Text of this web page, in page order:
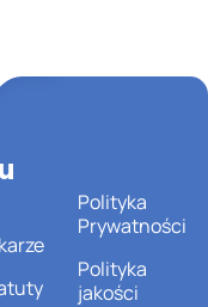
Polityka
Prywatności
Polityka
jakości